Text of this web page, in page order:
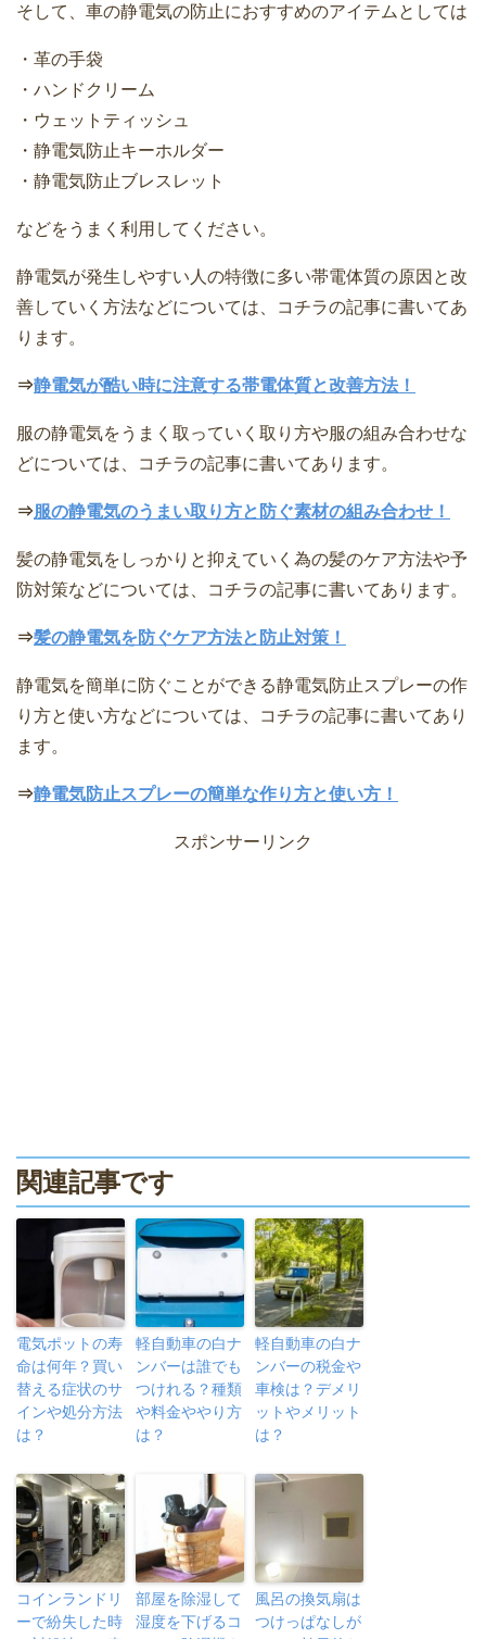
そして、車の静電気の防止におすすめのアイテムとしては
・革の手袋
・ハンドクリーム
・ウェットティッシュ
・静電気防止キーホルダー
・静電気防止ブレスレット
などをうまく利用してください。
静電気が発生しやすい人の特徴に多い帯電体質の原因と改
善していく方法などについては、コチラの記事に書いてあ
ります。
⇒静電気が酷い時に注意する帯電体質と改善方法！
服の静電気をうまく取っていく取り方や服の組み合わせな
どについては、コチラの記事に書いてあります。
⇒服の静電気のうまい取り方と防ぐ素材の組み合わせ！
髪の静電気をしっかりと抑えていく為の髪のケア方法や予
防対策などについては、コチラの記事に書いてあります。
⇒髪の静電気を防ぐケア方法と防止対策！
静電気を簡単に防ぐことができる静電気防止スプレーの作
り方と使い方などについては、コチラの記事に書いてあり
ます。
⇒静電気防止スプレーの簡単な作り方と使い方！
スポンサーリンク
関連記事です
電気ポットの寿
命は何年？買い
替える症状のサ
インや処分方法
は？
軽自動車の白ナ
ンバーは誰でも
つけれる？種類
や料金ややり方
は？
軽自動車の白ナ
ンバーの税金や
車検は？デメリ
ットやメリット
は？
コインランドリ
ーで紛失した時
部屋を除湿して
湿度を下げるコ
風呂の換気扇は
つけっぱなしが